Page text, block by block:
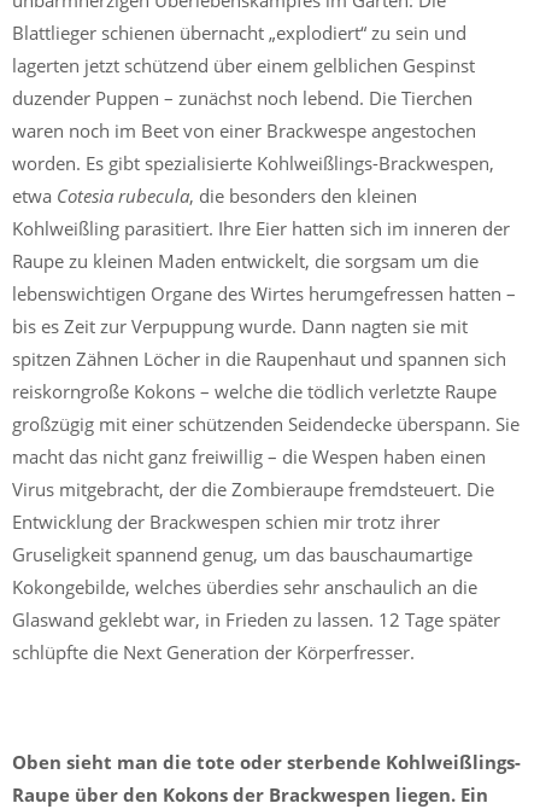
Blattlieger schienen übernacht „explodiert“ zu sein und
lagerten jetzt schützend über einem gelblichen Gespinst
duzender Puppen – zunächst noch lebend. Die Tierchen
waren noch im Beet von einer Brackwespe angestochen
worden. Es gibt spezialisierte Kohlweißlings-Brackwespen,
etwa Cotesia rubecula, die besonders den kleinen
Kohlweißling parasitiert. Ihre Eier hatten sich im inneren der
Raupe zu kleinen Maden entwickelt, die sorgsam um die
lebenswichtigen Organe des Wirtes herumgefressen hatten –
bis es Zeit zur Verpuppung wurde. Dann nagten sie mit
spitzen Zähnen Löcher in die Raupenhaut und spannen sich
reiskorngroße Kokons – welche die tödlich verletzte Raupe
großzügig mit einer schützenden Seidendecke überspann. Sie
macht das nicht ganz freiwillig – die Wespen haben einen
Virus mitgebracht, der die Zombieraupe fremdsteuert. Die
Entwicklung der Brackwespen schien mir trotz ihrer
Gruseligkeit spannend genug, um das bauschaumartige
Kokongebilde, welches überdies sehr anschaulich an die
Glaswand geklebt war, in Frieden zu lassen. 12 Tage später
schlüpfte die Next Generation der Körperfresser.
Oben sieht man die tote oder sterbende Kohlweißlings-
Raupe über den Kokons der Brackwespen liegen. Ein